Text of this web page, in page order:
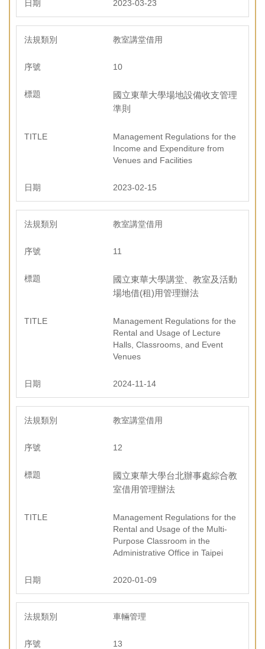
2023-03-23
教室講堂借用
10
國立東華大學場地設備收支管理
準則
Management Regulations for the
Income and Expenditure from
Venues and Facilities
2023-02-15
教室講堂借用
11
國立東華大學講堂、教室及活動
場地借(租)用管理辦法
Management Regulations for the
Rental and Usage of Lecture
Halls, Classrooms, and Event
Venues
2024-11-14
教室講堂借用
12
國立東華大學台北辦事處綜合教
室借用管理辦法
Management Regulations for the
Rental and Usage of the Multi-
Purpose Classroom in the
Administrative Office in Taipei
2020-01-09
車輛管理
13